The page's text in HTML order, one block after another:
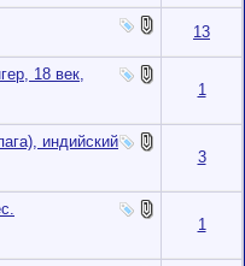
13
18 век,
1
индийский
3
1